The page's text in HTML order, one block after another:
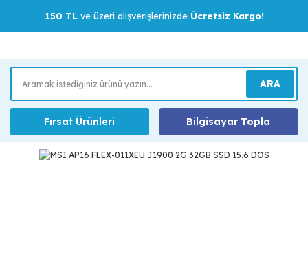
150 TLve üzeri alışverişlerinizde Ücretsiz Kargo!
ARA
Fırsat Ürünleri Bilgisayar Topla